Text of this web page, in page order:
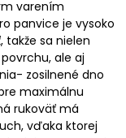
varením
panvice je vysoko
sa nielen
ale aj
zosilnené dno
maximálnu
rukoväť má
vďaka ktorej